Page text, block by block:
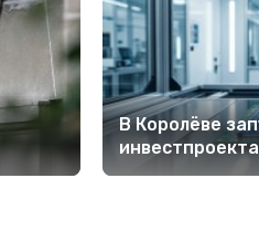
В Королёве